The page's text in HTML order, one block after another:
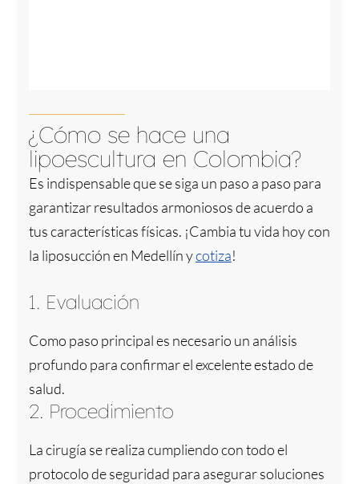
¿Cómo se hace una
lipoescultura en Colombia?
Es indispensable que se siga un paso a paso para
garantizar resultados armoniosos de acuerdo a
tus características físicas. ¡Cambia tu vida hoy con
la liposucción en Medellín ycotiza!
1. Evaluación
Como paso principal es necesario un análisis
profundo para confirmar el excelente estado de
salud.
2. Procedimiento
La cirugía se realiza cumpliendo con todo el
protocolo de seguridad para asegurar soluciones